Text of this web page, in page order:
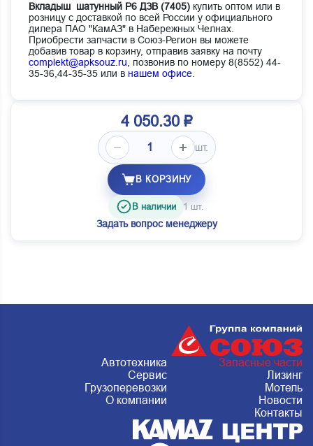
Вкладыш шатунный Р6 ДЗВ (7405) купить оптом или в
розницу с доставкой по всей России у официального
дилера ПАО "КамАЗ" в Набережных Челнах.
Приобрести запчасти в Союз-Регион вы можете
добавив товар в корзину, отправив заявку на почту
complekt@apksouz.ru, позвонив по номеру 8(8552) 44-
35-36,44-35-35 или в нашем офисе.
4 050.30 ₽
шт.
В КОРЗИНУ
В наличии 1 шт.
Задать вопрос менеджеру
Автотехника
Запасные части
Сервис
Лизинг
Грузоперевозки
Мотель
О компании
Новости
Контакты